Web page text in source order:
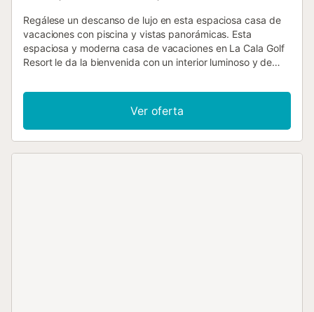
Regálese un descanso de lujo en esta espaciosa casa de
vacaciones con piscina y vistas panorámicas. Esta
espaciosa y moderna casa de vacaciones en La Cala Golf
Resort le da la bienvenida con un interior luminoso y de
o familiares en un ambiente elegante. Disfrute de las
delicias culinarias y tome asiento en la acogedora zona de
comedor. Póngase cómodo en el acogedor sofá para
entablar estimulantes conversaciones y vea una
Ver oferta